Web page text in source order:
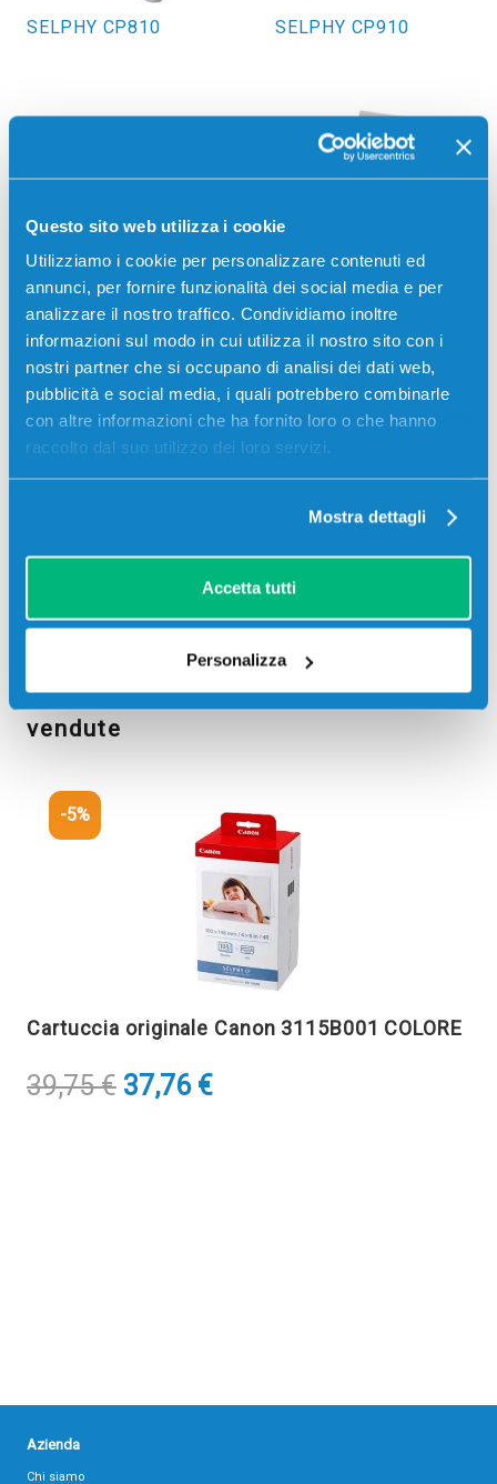
Questo sito web utilizza i cookie
Utilizziamo i cookie per personalizzare contenuti ed
annunci, per fornire funzionalità dei social media e per
analizzare il nostro traffico. Condividiamo inoltre
informazioni sul modo in cui utilizza il nostro sito con i
nostri partner che si occupano di analisi dei dati web,
pubblicità e social media, i quali potrebbero combinarle
con altre informazioni che ha fornito loro o che hanno
raccolto dal suo utilizzo dei loro servizi.
Mostra dettagli
Accetta tutti
Personalizza
SELPHY CP810 SELPHY CP910
SELPHY DS700 SELPHY DS810
Cartucce Canon SELPHY più
vendute
-5%
Cartuccia originale Canon 3115B001 COLORE
39,75€ Il
37,76 €Il
Azienda
Chi siamo